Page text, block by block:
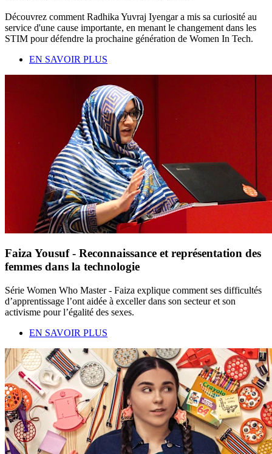
Découvrez comment Radhika Yuvraj Iyengar a mis sa curiosité au
service d'une cause importante, en menant le changement dans les
STIM pour défendre la prochaine génération de Women In Tech.
EN SAVOIR PLUS
Faiza Yousuf - Reconnaissance et représentation des
femmes dans la technologie
Série Women Who Master - Faiza explique comment ses difficultés
d’apprentissage l’ont aidée à exceller dans son secteur et son
activisme pour l’égalité des sexes.
EN SAVOIR PLUS